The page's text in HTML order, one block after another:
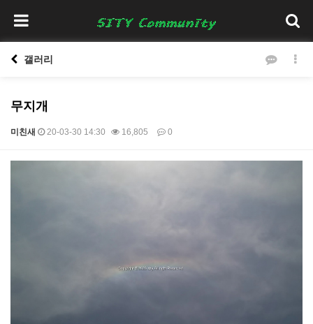
갤러리
무지개
미친새 20-03-30 14:30 16,805 0